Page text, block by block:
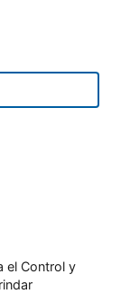
el Control y